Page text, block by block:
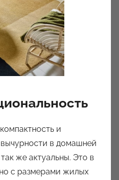
и
в домашней
же актуальны. Это в
с размерами жилых